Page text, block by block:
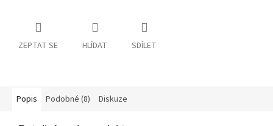
ZEPTAT SE HLÍDAT SDÍLET
Popis Podobné (8) Diskuze